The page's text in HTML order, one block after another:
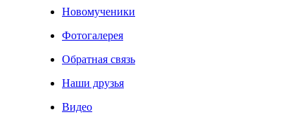
Новомученики
Фотогалерея
Обратная связь
Наши друзья
Видео